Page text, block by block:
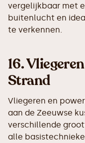
vergelijkbaar met
buitenlucht en
te verkennen.
16.
Strand
Vliegeren en
aan de Zeeuwse
verschillende
alle